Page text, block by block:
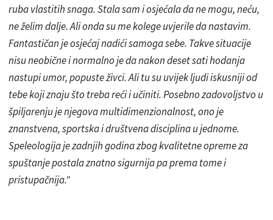
ruba vlastitih snaga. Stala sam i osjećala da ne mogu, neću,
ne želim dalje. Ali onda su me kolege uvjerile da nastavim.
Fantastičan je osjećaj nadići samoga sebe. Takve situacije
nisu neobične i normalno je da nakon deset sati hodanja
nastupi umor, popuste živci. Ali tu su uvijek ljudi iskusniji od
tebe koji znaju što treba reći i učiniti. Posebno zadovoljstvo u
špiljarenju je njegova multidimenzionalnost, ono je
znanstvena, sportska i društvena disciplina u jednome.
Speleologija je zadnjih godina zbog kvalitetne opreme za
spuštanje postala znatno sigurnija pa prema tome i
pristupačnija."